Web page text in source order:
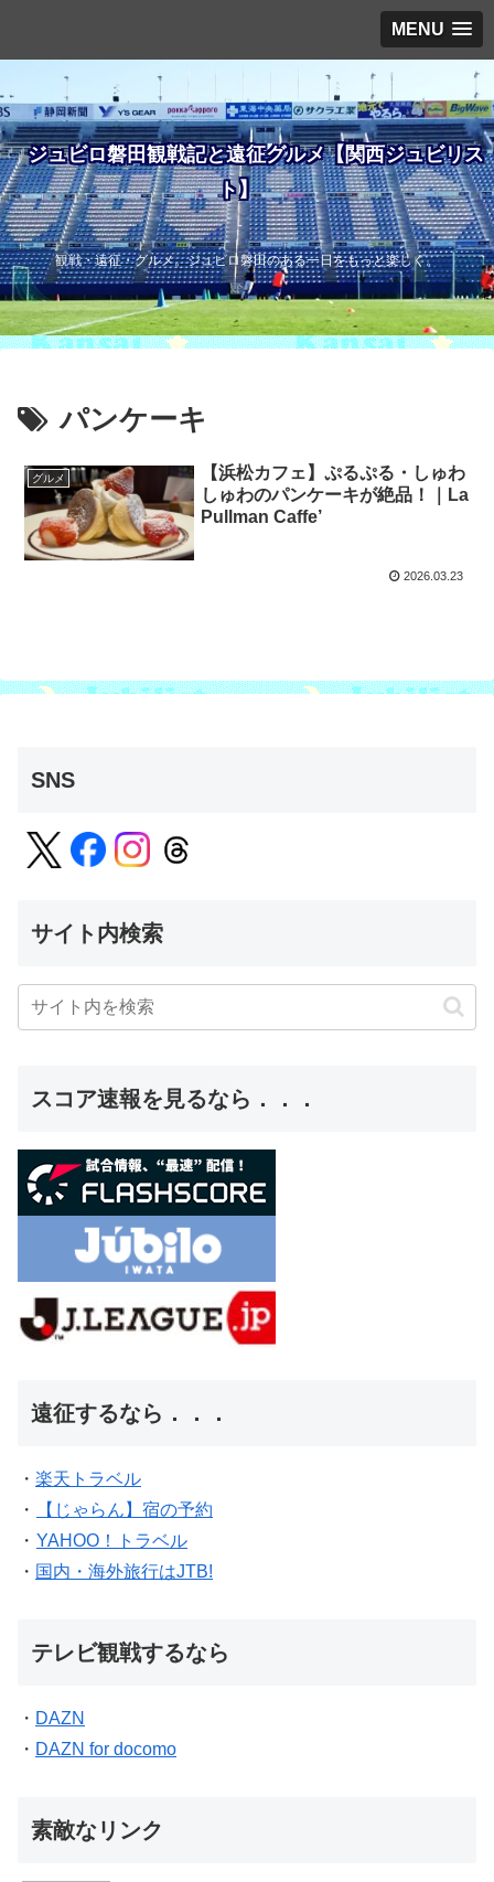
MENU
ジュビロ磐田観戦記と遠征グルメ【関西ジュビリス
ト】
観戦・遠征・グルメ。ジュビロ磐田のある一日をもっと楽しく。
パンケーキ
グルメ
【浜松カフェ】ぷるぷる・しゅわ
しゅわのパンケーキが絶品！｜La
Pullman Caffe’
2026.03.23
SNS
サイト内検索
スコア速報を見るなら．．．
遠征するなら．．．
・ 楽天トラベル
・
【じゃらん】宿の予約
・ YAHOO！トラベル
・ 国内・海外旅行はJTB!
テレビ観戦するなら
・ DAZN
・ DAZN for docomo
素敵なリンク